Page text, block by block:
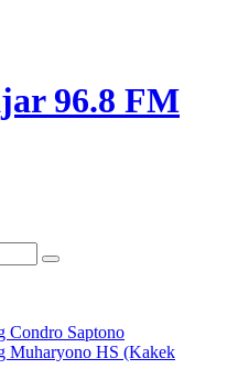
96.8 FM
Condro Saptono
Muharyono HS (Kakek